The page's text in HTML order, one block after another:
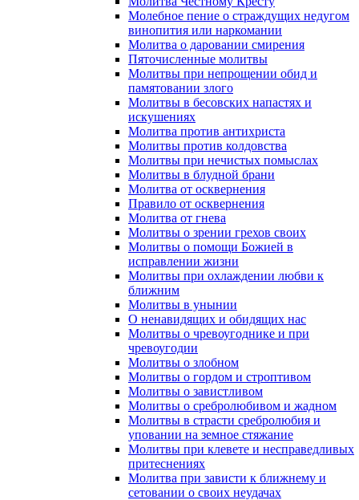
Молебное пение о страждущих недугом
винопития или наркомании
Молитва о даровании смирения
Пяточисленные молитвы
Молитвы при непрощении обид и
памятовании злого
Молитвы в бесовских напастях и
искушениях
Молитва против антихриста
Молитвы против колдовства
Молитвы при нечистых помыслах
Молитвы в блудной брани
Молитва от осквернения
Правило от осквернения
Молитва от гнева
Молитвы о зрении грехов своих
Молитвы о помощи Божией в
исправлении жизни
Молитвы при охлаждении любви к
ближним
Молитвы в унынии
О ненавидящих и обидящих нас
Молитвы о чревоугоднике и при
чревоугодии
Молитвы о злобном
Молитвы о гордом и строптивом
Молитвы о завистливом
Молитвы о сребролюбивом и жадном
Молитвы в страсти сребролюбия и
уповании на земное стяжание
Молитвы при клевете и несправедливых
притеснениях
Молитва при зависти к ближнему и
сетовании о своих неудачах